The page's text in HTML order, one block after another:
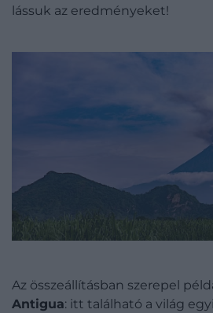
lássuk az eredményeket!
Az összeállításban szerepel
Antigua: itt található a világ